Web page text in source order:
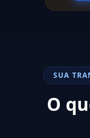
SUA
O